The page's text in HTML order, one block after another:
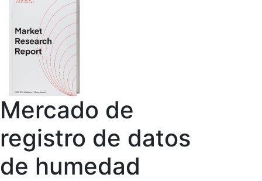
Mercado de
registro de datos
de humedad